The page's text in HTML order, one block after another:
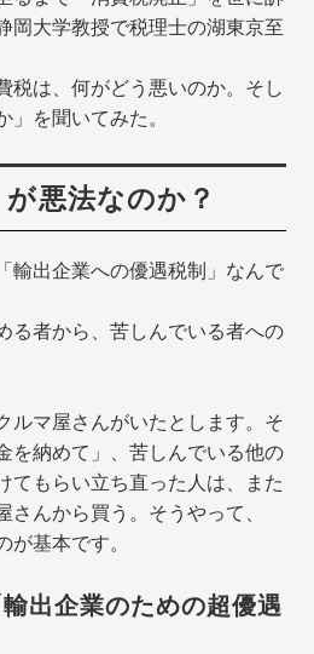
岡大学教授で税理士の湖東京至
税は、何がどう悪いのか。そし
」を聞いてみた。
悪法なのか？
輸出企業への優遇税制」なんで
る者から、苦しんでいる者への
ルマ屋さんがいたとします。そ
を納めて」、苦しんでいる他の
てもらい立ち直った人は、また
さんから買う。そうやって、
が基本です。
出企業のための超優遇